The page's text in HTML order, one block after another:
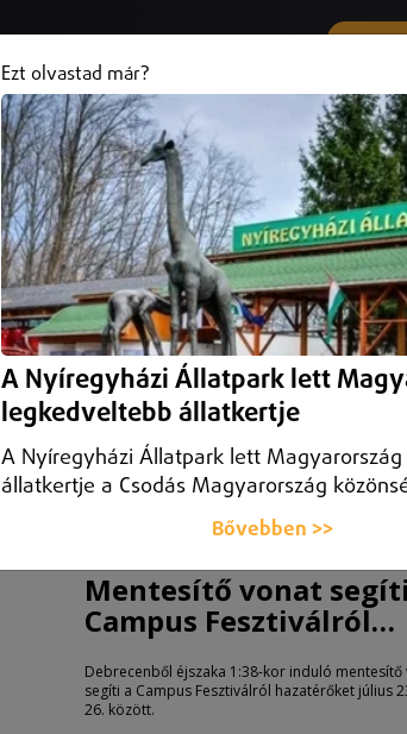
+36 (20) 316 3000
Mentesítő vonat
Campus Fesztiválról
hazatérőket
Debrecenből éjszaka 1:38-kor induló mentesítő
segíti a Campus Fesztiválról hazatérőket július
26. között.
Ezt olvastad már?
A Nyíregyházi Állatpark lett
legkedveltebb állatkertje
A Nyíregyházi Állatpark lett
állatkertje a Csodás Magyarország
Bővebben >>